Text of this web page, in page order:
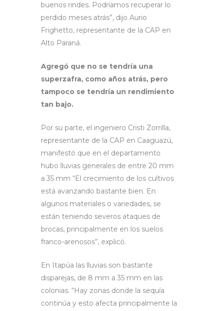
buenos rindes. Podríamos recuperar lo
perdido meses atrás”, dijo Aurio
Frighetto, representante de la CAP en
Alto Paraná.
Agregó que no se tendría una
superzafra, como años atrás, pero
tampoco se tendría un rendimiento
tan bajo.
Por su parte, el ingeniero Cristi Zorrilla,
representante de la CAP en Caaguazú,
manifestó que en el departamento
hubo lluvias generales de entre 20 mm
a 35 mm “El crecimiento de los cultivos
está avanzando bastante bien. En
algunos materiales o variedades, se
están teniendo severos ataques de
brocas, principalmente en los suelos
franco-arenosos”, explicó.
En Itapúa las lluvias son bastante
disparejas, de 8 mm a 35 mm en las
colonias. “Hay zonas donde la sequía
continúa y esto afecta principalmente la